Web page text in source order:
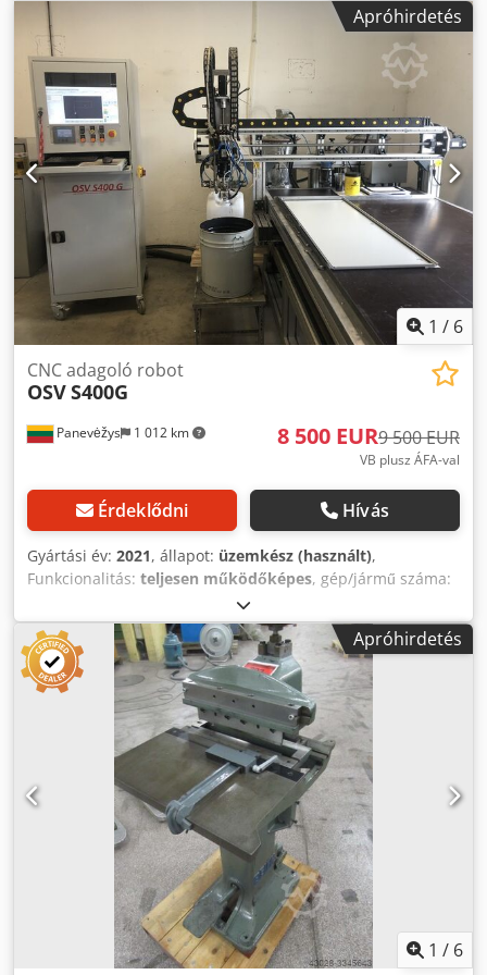
Apróhirdetés
1 / 6
Panevėžys 1 012 km
CNC adagoló robot
OSVS400G
8 500 EUR9 500 EUR
VB plusz ÁFA-val
Érdeklődni Hívás
Gyártási év: 2021, állapot: üzemkész (használt),
Funkcionalitás: teljesen működőképes, gép/jármű száma:
, Az “OSV S400G” PUR hab tömítőkeverő és
adagológép. Kétkomponensű poliuretán rendszerek
befecskendezéses öntéséhez tervezték, az anyag adott
pályán történő felhordásához, például elektromos
szekrényajtókhoz. Crjdsyzhbrspfx Aagef
Apróhirdetés
1 / 6